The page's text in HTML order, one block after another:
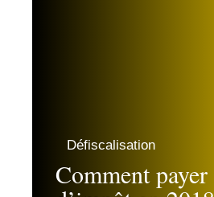
Défiscalisation
Comment